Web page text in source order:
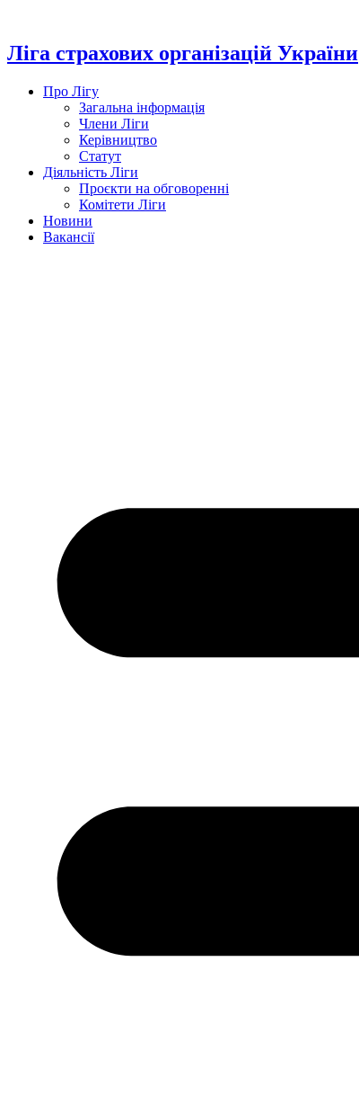
вмісту
Ліга страхових організацій України
Про Лігу
Загальна інформація
Члени Ліги
Керівництво
Статут
Діяльність Ліги
Проєкти на обговоренні
Комітети Ліги
Новини
Вакансії